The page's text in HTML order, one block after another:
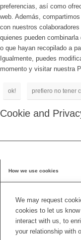
preferencias, así como
web. Además,
con nuestros
quienes pueden
o que hayan recopilado a
Igualmente, puedes
momento y visitar nuestra
ok! prefiero no tener
Cookie and
How we use cookies
We may request
cookies to let us
interact with us, to
your relationship with